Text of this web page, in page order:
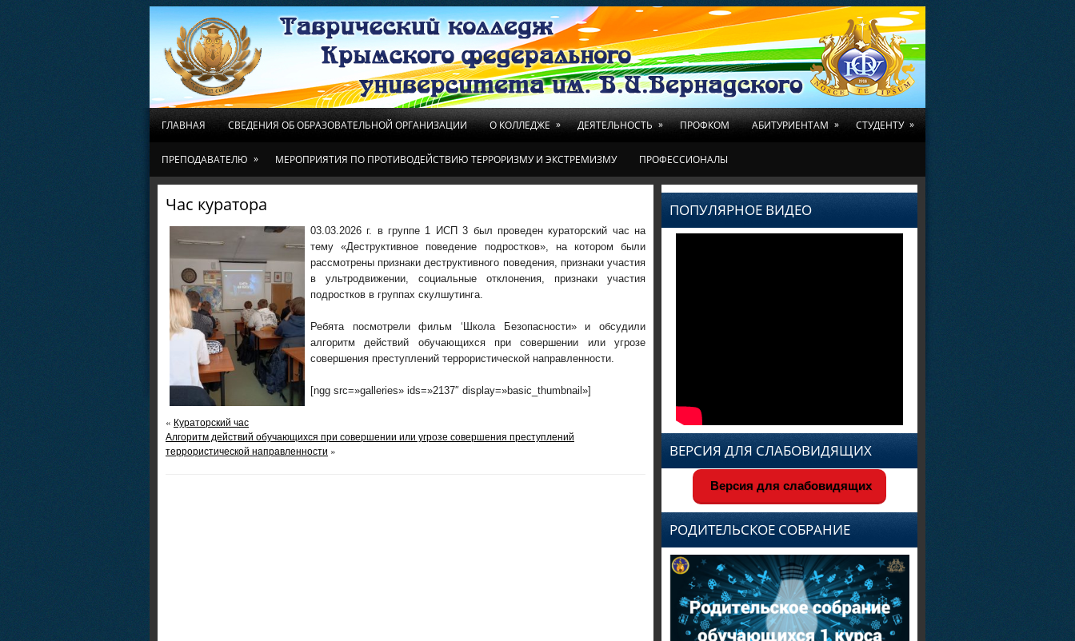
ГЛАВНАЯ СВЕДЕНИЯ ОБ ОБРАЗОВАТЕЛЬНОЙ ОРГАНИЗАЦИИ О КОЛЛЕДЖЕ » ДЕЯТЕЛЬНОСТЬ » ПРОФКОМ АБИТУРИЕНТАМ » СТУДЕНТУ »
ПРЕПОДАВАТЕЛЮ » МЕРОПРИЯТИЯ ПО ПРОТИВОДЕЙСТВИЮ ТЕРРОРИЗМУ И ЭКСТРЕМИЗМУ ПРОФЕССИОНАЛЫ
Час куратора
03.03.2026 г. в группе 1 ИСП 3 был проведен кураторский час на
тему «Деструктивное поведение подростков», на котором были
рассмотрены признаки деструктивного поведения, признаки участия
в ультродвижении, социальные отклонения, признаки участия
подростков в группах скулшутинга.
Ребята посмотрели фильм ‘Школа Безопасности» и обсудили
алгоритм действий обучающихся при совершении или угрозе
совершения преступлений террористической направленности.
[ngg src=»galleries» ids=»2137″ display=»basic_thumbnail»]
« Кураторский час
Алгоритм действий обучающихся при совершении или угрозе совершения преступлений
террористической направленности »
ПОПУЛЯРНОЕ ВИДЕО
ВЕРСИЯ ДЛЯ СЛАБОВИДЯЩИХ
Версия для слабовидящих
РОДИТЕЛЬСКОЕ СОБРАНИЕ